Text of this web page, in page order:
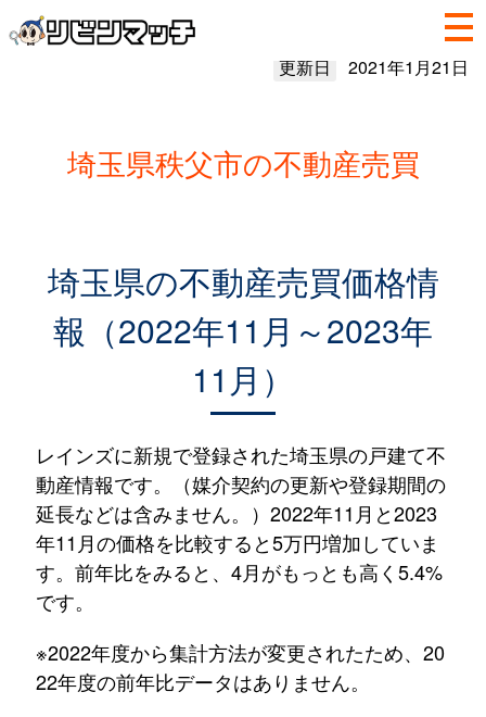
更新日 2021年1月21日
埼玉県秩父市の不動産売買
埼玉県の不動産売買価格情
報（2022年11月～2023年
11月）
レインズに新規で登録された埼玉県の戸建て不
動産情報です。（媒介契約の更新や登録期間の
延長などは含みません。）2022年11月と2023
年11月の価格を比較すると5万円増加していま
す。前年比をみると、4月がもっとも高く5.4%
です。
※2022年度から集計方法が変更されたため、20
22年度の前年比データはありません。